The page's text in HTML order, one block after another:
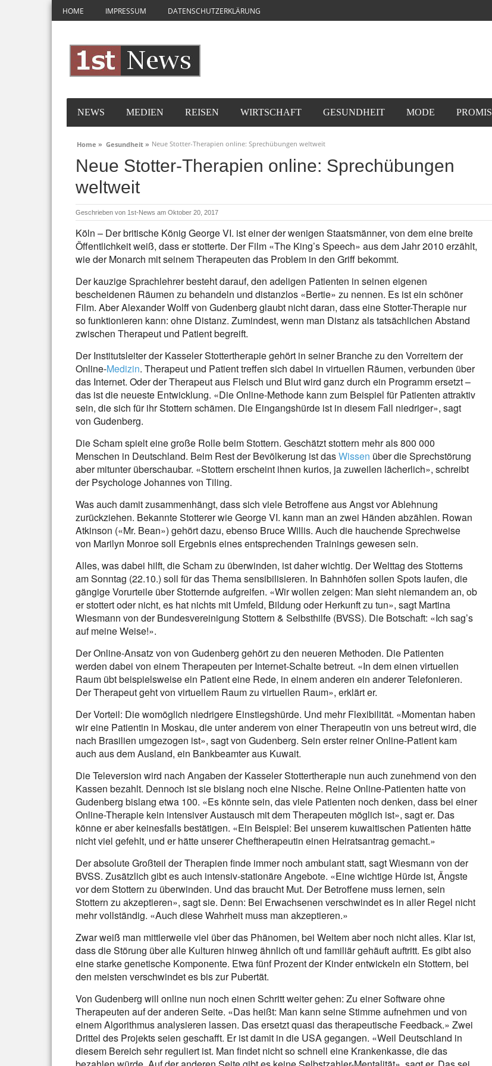
HOME IMPRESSUM DATENSCHUTZERKLÄRUNG
NEWS MEDIEN REISEN WIRTSCHAFT GESUNDHEIT MODE PROMIS
Home » Gesundheit » Neue Stotter-Therapien online: Sprechübungen weltweit
Neue Stotter-Therapien online: Sprechübungen
weltweit
Geschrieben von 1st-News am Oktober 20, 2017
Köln – Der britische König George VI. ist einer der wenigen Staatsmänner, von dem eine breite
Öffentlichkeit weiß, dass er stotterte. Der Film «The King’s Speech» aus dem Jahr 2010 erzählt,
wie der Monarch mit seinem Therapeuten das Problem in den Griff bekommt.
Der kauzige Sprachlehrer besteht darauf, den adeligen Patienten in seinen eigenen
bescheidenen Räumen zu behandeln und distanzlos «Bertie» zu nennen. Es ist ein schöner
Film. Aber Alexander Wolff von Gudenberg glaubt nicht daran, dass eine Stotter-Therapie nur
so funktionieren kann: ohne Distanz. Zumindest, wenn man Distanz als tatsächlichen Abstand
zwischen Therapeut und Patient begreift.
Der Institutsleiter der Kasseler Stottertherapie gehört in seiner Branche zu den Vorreitern der
Online-Medizin. Therapeut und Patient treffen sich dabei in virtuellen Räumen, verbunden über
das Internet. Oder der Therapeut aus Fleisch und Blut wird ganz durch ein Programm ersetzt –
das ist die neueste Entwicklung. «Die Online-Methode kann zum Beispiel für Patienten attraktiv
sein, die sich für ihr Stottern schämen. Die Eingangshürde ist in diesem Fall niedriger», sagt
von Gudenberg.
Die Scham spielt eine große Rolle beim Stottern. Geschätzt stottern mehr als 800 000
Menschen in Deutschland. Beim Rest der Bevölkerung ist dasWissen über die Sprechstörung
aber mitunter überschaubar. «Stottern erscheint ihnen kurios, ja zuweilen lächerlich», schreibt
der Psychologe Johannes von Tiling.
Was auch damit zusammenhängt, dass sich viele Betroffene aus Angst vor Ablehnung
zurückziehen. Bekannte Stotterer wie George VI. kann man an zwei Händen abzählen. Rowan
Atkinson («Mr. Bean») gehört dazu, ebenso Bruce Willis. Auch die hauchende Sprechweise
von Marilyn Monroe soll Ergebnis eines entsprechenden Trainings gewesen sein.
Alles, was dabei hilft, die Scham zu überwinden, ist daher wichtig. Der Welttag des Stotterns
am Sonntag (22.10.) soll für das Thema sensibilisieren. In Bahnhöfen sollen Spots laufen, die
gängige Vorurteile über Stotternde aufgreifen. «Wir wollen zeigen: Man sieht niemandem an, ob
er stottert oder nicht, es hat nichts mit Umfeld, Bildung oder Herkunft zu tun», sagt Martina
Wiesmann von der Bundesvereinigung Stottern & Selbsthilfe (BVSS). Die Botschaft: «Ich sag’s
auf meine Weise!».
Der Online-Ansatz von von Gudenberg gehört zu den neueren Methoden. Die Patienten
werden dabei von einem Therapeuten per Internet-Schalte betreut. «In dem einen virtuellen
Raum übt beispielsweise ein Patient eine Rede, in einem anderen ein anderer Telefonieren.
Der Therapeut geht von virtuellem Raum zu virtuellen Raum», erklärt er.
Der Vorteil: Die womöglich niedrigere Einstiegshürde. Und mehr Flexibilität. «Momentan haben
wir eine Patientin in Moskau, die unter anderem von einer Therapeutin von uns betreut wird, die
nach Brasilien umgezogen ist», sagt von Gudenberg. Sein erster reiner Online-Patient kam
auch aus dem Ausland, ein Bankbeamter aus Kuwait.
Die Televersion wird nach Angaben der Kasseler Stottertherapie nun auch zunehmend von den
Kassen bezahlt. Dennoch ist sie bislang noch eine Nische. Reine Online-Patienten hatte von
Gudenberg bislang etwa 100. «Es könnte sein, das viele Patienten noch denken, dass bei einer
Online-Therapie kein intensiver Austausch mit dem Therapeuten möglich ist», sagt er. Das
könne er aber keinesfalls bestätigen. «Ein Beispiel: Bei unserem kuwaitischen Patienten hätte
nicht viel gefehlt, und er hätte unserer Cheftherapeutin einen Heiratsantrag gemacht.»
Der absolute Großteil der Therapien finde immer noch ambulant statt, sagt Wiesmann von der
BVSS. Zusätzlich gibt es auch intensiv-stationäre Angebote. «Eine wichtige Hürde ist, Ängste
vor dem Stottern zu überwinden. Und das braucht Mut. Der Betroffene muss lernen, sein
Stottern zu akzeptieren», sagt sie. Denn: Bei Erwachsenen verschwindet es in aller Regel nicht
mehr vollständig. «Auch diese Wahrheit muss man akzeptieren.»
Zwar weiß man mittlerweile viel über das Phänomen, bei Weitem aber noch nicht alles. Klar ist,
dass die Störung über alle Kulturen hinweg ähnlich oft und familiär gehäuft auftritt. Es gibt also
eine starke genetische Komponente. Etwa fünf Prozent der Kinder entwickeln ein Stottern, bei
den meisten verschwindet es bis zur Pubertät.
Von Gudenberg will online nun noch einen Schritt weiter gehen: Zu einer Software ohne
Therapeuten auf der anderen Seite. «Das heißt: Man kann seine Stimme aufnehmen und von
einem Algorithmus analysieren lassen. Das ersetzt quasi das therapeutische Feedback.» Zwei
Drittel des Projekts seien geschafft. Er ist damit in die USA gegangen. «Weil Deutschland in
diesem Bereich sehr reguliert ist. Man findet nicht so schnell eine Krankenkasse, die das